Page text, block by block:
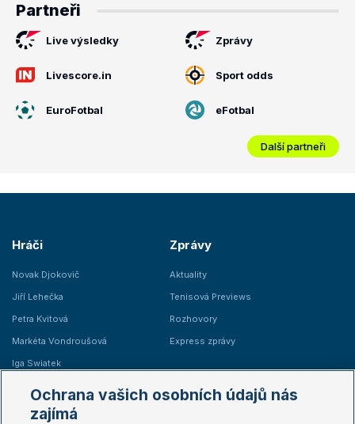
Partneři
Live výsledky Zprávy
Livescore.in Sport odds
EuroFotbal eFotbal
Další partneři
Hráči
Novak Djokovič
Jiří Lehečka
Petra Kvitová
Markéta Vondroušová
Iga Swiatek
Zprávy
Aktuality
Tenisová Previews
Rozhovory
Express zprávy
Žebříčky
Ochrana vašich osobních údajů nás
zajímá